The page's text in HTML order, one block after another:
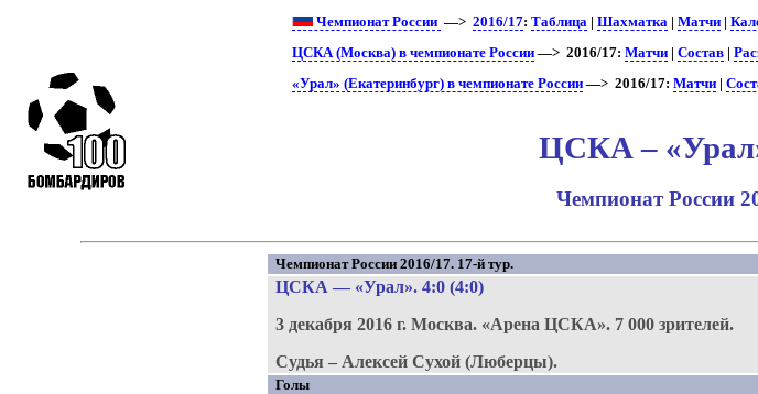
Чемпионат России —>2016/17:Таблица |Шахматка |Матчи |
ЦСКА (Москва) в чемпионате России —> 2016/17:Матчи |Состав |
«Урал» (Екатеринбург) в чемпионате России —> 2016/17:Матчи |
ЦСКА –
Чемпионат России
Чемпионат России 2016/17. 17-й тур.
ЦСКА — «Урал». 4:0 (4:0)
3 декабря 2016 г.Москва. «Арена ЦСКА». 7 000 зрителей.
Судья – Алексей Сухой (Люберцы).
Голы